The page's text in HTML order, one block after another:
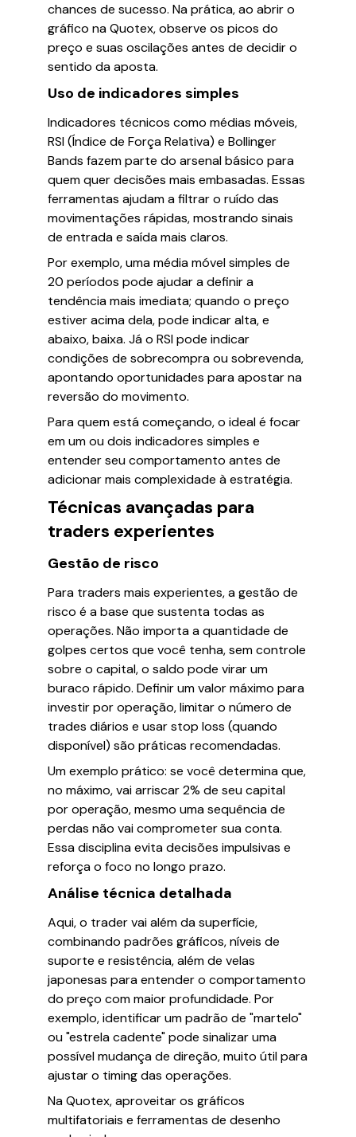
chances de sucesso. Na prática, ao abrir o
gráfico na Quotex, observe os picos do
preço e suas oscilações antes de decidir o
sentido da aposta.
Uso de indicadores simples
Indicadores técnicos como médias móveis,
RSI (Índice de Força Relativa) e Bollinger
Bands fazem parte do arsenal básico para
quem quer decisões mais embasadas. Essas
ferramentas ajudam a filtrar o ruído das
movimentações rápidas, mostrando sinais
de entrada e saída mais claros.
Por exemplo, uma média móvel simples de
20 períodos pode ajudar a definir a
tendência mais imediata; quando o preço
estiver acima dela, pode indicar alta, e
abaixo, baixa. Já o RSI pode indicar
condições de sobrecompra ou sobrevenda,
apontando oportunidades para apostar na
reversão do movimento.
Para quem está começando, o ideal é focar
em um ou dois indicadores simples e
entender seu comportamento antes de
adicionar mais complexidade à estratégia.
Técnicas avançadas para
traders experientes
Gestão de risco
Para traders mais experientes, a gestão de
risco é a base que sustenta todas as
operações. Não importa a quantidade de
golpes certos que você tenha, sem controle
sobre o capital, o saldo pode virar um
buraco rápido. Definir um valor máximo para
investir por operação, limitar o número de
trades diários e usar stop loss (quando
disponível) são práticas recomendadas.
Um exemplo prático: se você determina que,
no máximo, vai arriscar 2% de seu capital
por operação, mesmo uma sequência de
perdas não vai comprometer sua conta.
Essa disciplina evita decisões impulsivas e
reforça o foco no longo prazo.
Análise técnica detalhada
Aqui, o trader vai além da superfície,
combinando padrões gráficos, níveis de
suporte e resistência, além de velas
japonesas para entender o comportamento
do preço com maior profundidade. Por
exemplo, identificar um padrão de "martelo"
ou "estrela cadente" pode sinalizar uma
possível mudança de direção, muito útil para
ajustar o timing das operações.
Na Quotex, aproveitar os gráficos
multifatoriais e ferramentas de desenho